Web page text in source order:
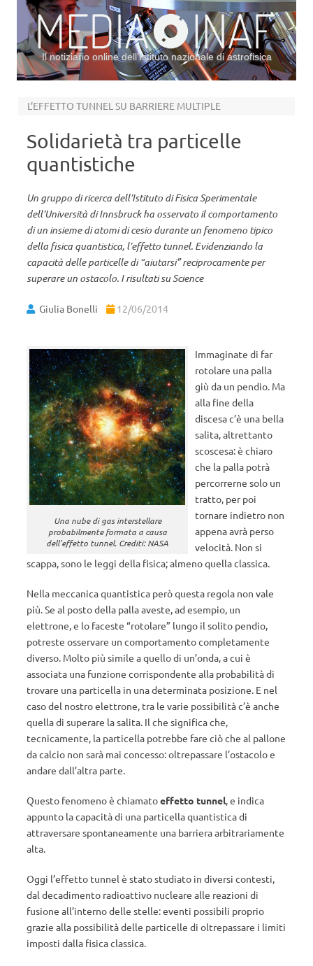
Il notiziario online dell’Istituto nazionale di astrofisica
L’EFFETTO TUNNEL SU BARRIERE MULTIPLE
Solidarietà tra particelle
quantistiche
Un gruppo di ricerca dell’Istituto di Fisica Sperimentale
dell’Università di Innsbruck ha osservato il comportamento
di un insieme di atomi di cesio durante un fenomeno tipico
della fisica quantistica, l’effetto tunnel. Evidenziando la
capacità delle particelle di “aiutarsi” reciprocamente per
superare un ostacolo. I risultati su Science
Giulia Bonelli 12/06/2014
Una nube di gas interstellare
probabilmente formata a causa
dell’effetto tunnel. Crediti: NASA
Immaginate di far
rotolare una palla
giù da un pendio. Ma
alla fine della
discesa c’è una bella
salita, altrettanto
scoscesa: è chiaro
che la palla potrà
percorrerne solo un
tratto, per poi
tornare indietro non
appena avrà perso
velocità. Non si
scappa, sono le leggi della fisica; almeno quella classica.
Nella meccanica quantistica però questa regola non vale
più. Se al posto della palla aveste, ad esempio, un
elettrone, e lo faceste “rotolare” lungo il solito pendio,
potreste osservare un comportamento completamente
diverso. Molto più simile a quello di un’onda, a cui è
associata una funzione corrispondente alla probabilità di
trovare una particella in una determinata posizione. E nel
caso del nostro elettrone, tra le varie possibilità c’è anche
quella di superare la salita. Il che significa che,
tecnicamente, la particella potrebbe fare ciò che al pallone
da calcio non sarà mai concesso: oltrepassare l’ostacolo e
andare dall’altra parte.
Questo fenomeno è chiamatoeffetto tunnel, e indica
appunto la capacità di una particella quantistica di
attraversare spontaneamente una barriera arbitrariamente
alta.
Oggi l’effetto tunnel è stato studiato in diversi contesti,
dal decadimento radioattivo nucleare alle reazioni di
fusione all’interno delle stelle: eventi possibili proprio
grazie alla possibilità delle particelle di oltrepassare i limiti
imposti dalla fisica classica.